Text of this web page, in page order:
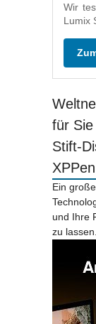
Wir
Lumix
für
Stift-
XPPen
Ein
und Ihre
zu lassen.